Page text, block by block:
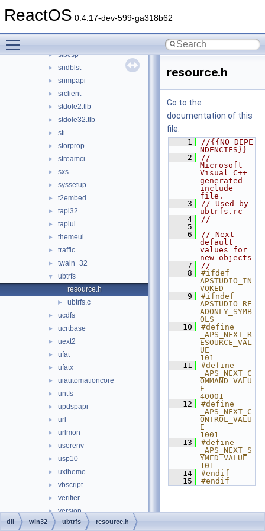
ReactOS 0.4.17-dev-599-ga318b62
► shell32
► slbcsp
► sndblst
► snmpapi
► srclient
► stdole2.tlb
► stdole32.tlb
► sti
► storprop
► streamci
► sxs
► syssetup
► t2embed
► tapi32
► tapiui
► themeui
► traffic
► twain_32
▼
ubtrfs
resource.h
► ubtrfs.c
► ucdfs
► ucrtbase
► uext2
► ufat
► ufatx
► uiautomationcore
► untfs
► updspapi
► url
► urlmon
► userenv
► usp10
► uxtheme
► vbscript
► verifier
► version
► vssapi
resource.h
Go to the
documentation of this
file.
    1
//{{NO_DEPE
NDENCIES}}
    2
//
Microsoft
Visual C++
generated
include
file.
    3
// Used by
ubtrfs.rc
    4
//
    5
    6
// Next
default
values for
new objects
    7
//
    8
#ifdef
APSTUDIO_IN
VOKED
    9
#ifndef
APSTUDIO_RE
ADONLY_SYMB
OLS
   10
#define
_APS_NEXT_R
ESOURCE_VAL
UE
101
   11
#define
_APS_NEXT_C
OMMAND_VALU
E
40001
   12
#define
_APS_NEXT_C
ONTROL_VALU
E
1001
   13
#define
_APS_NEXT_S
YMED_VALUE
101
   14
#endif
   15
#endif
dll win32 ubtrfs resource.h